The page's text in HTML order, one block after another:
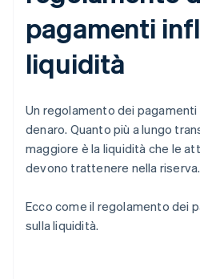
pagamenti
liquidità
Un regolamento dei
denaro. Quanto più a lungo
maggiore è la liquidità che le
devono trattenere nella riserva.
Ecco come il regolamento dei
sulla liquidità.